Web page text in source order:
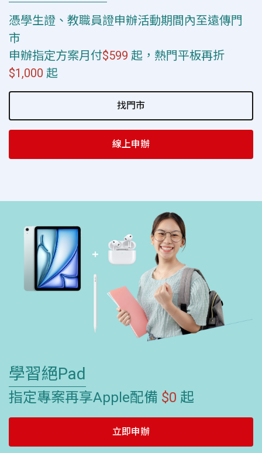
憑學生證、教職員證申辦活動期間內至遠傳門
市
申辦指定方案月付$599 起，熱門平板再折
$1,000 起
找門市
線上申辦
學習絕Pad
指定專案再享Apple配備 $0 起
立即申辦